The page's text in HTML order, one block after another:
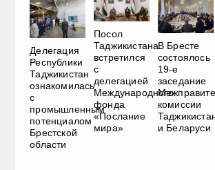
Делегация
Республики
Таджикистан
ознакомилась
с
промышленным
потенциалом
Брестской
области
Посол
Таджикистана
встретился
с
делегацией
Международного
фонда
«Послание
мира»
В Бресте
состоялось
19-е
заседание
комиссии
и Беларуси